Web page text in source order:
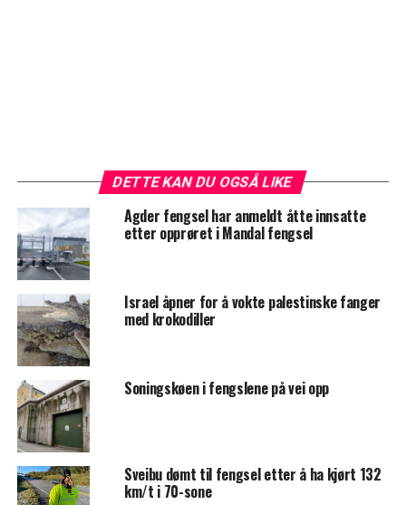
DETTE KAN DU OGSÅ LIKE
Agder fengsel har anmeldt åtte innsatte
etter opprøret i Mandal fengsel
Israel åpner for å vokte palestinske fanger
med krokodiller
Soningskøen i fengslene på vei opp
Sveibu dømt til fengsel etter å ha kjørt 132
km/t i 70-sone